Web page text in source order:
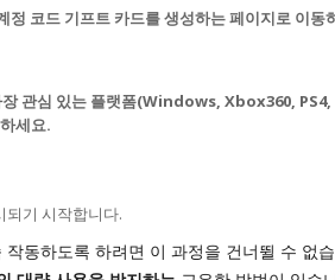
정 코드 기프트 카드를 생성하는 페이지로 이동
장 관심 있는 플랫폼(Windows, Xbox360, PS4,
세요.
되기 시작합니다.
동하도록 하려면 이 과정을 건너뛸 수 없